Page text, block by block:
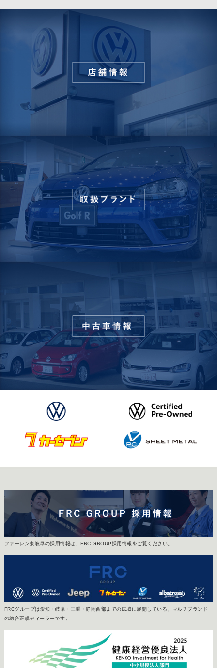
ファーレン東岐阜の採用情報は、FRC GROUP採用情報をご覧ください。
FRCグループは愛知・岐阜・三重・静岡西部までの広域に展開している、マルチブランド
の総合正規ディーラーです。